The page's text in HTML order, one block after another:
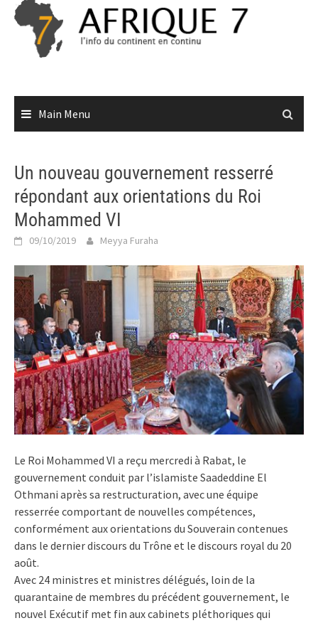
Skip
content
Main Menu
Un nouveau gouvernement resserré
répondant aux orientations du Roi
Mohammed VI
09/10/2019 Meyya Furaha
Le Roi Mohammed VI a reçu mercredi à Rabat, le
gouvernement conduit par l’islamiste Saadeddine El
Othmani après sa restructuration, avec une équipe
resserrée comportant de nouvelles compétences,
conformément aux orientations du Souverain contenues
dans le dernier discours du Trône et le discours royal du 20
août.
Avec 24 ministres et ministres délégués, loin de la
quarantaine de membres du précédent gouvernement, le
nouvel Exécutif met fin aux cabinets pléthoriques qui